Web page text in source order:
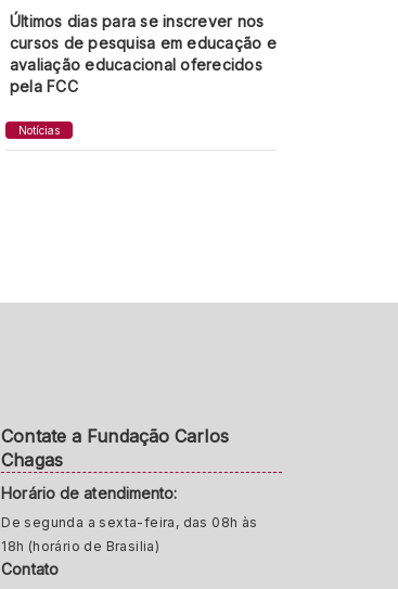
Últimos dias para se inscrever nos
cursos de pesquisa em educação e
avaliação educacional oferecidos
pela FCC
Notícias
Contate a Fundação Carlos
Chagas
Horário de atendimento:
De segunda a sexta-feira, das 08h às
18h (horário de Brasilia)
Contato